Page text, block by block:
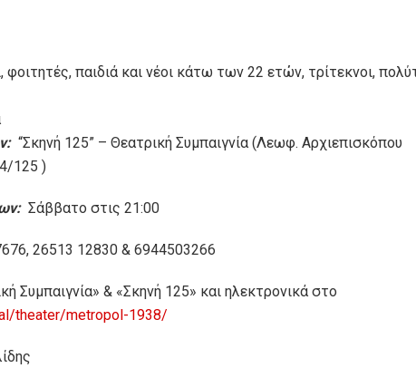
φοιτητές, παιδιά και νέοι κάτω των 22 ετών, τρίτεκνοι,
“Σκηνή 125” – Θεατρική Συμπαιγνία (Λεωφ. Αρχιεπισκόπου
125 )
Σάββατο στις 21:00
26513 12830 & 6944503266
Συμπαιγνία» & «Σκηνή 125» και ηλεκτρονικά στο
theater/metropol-1938/